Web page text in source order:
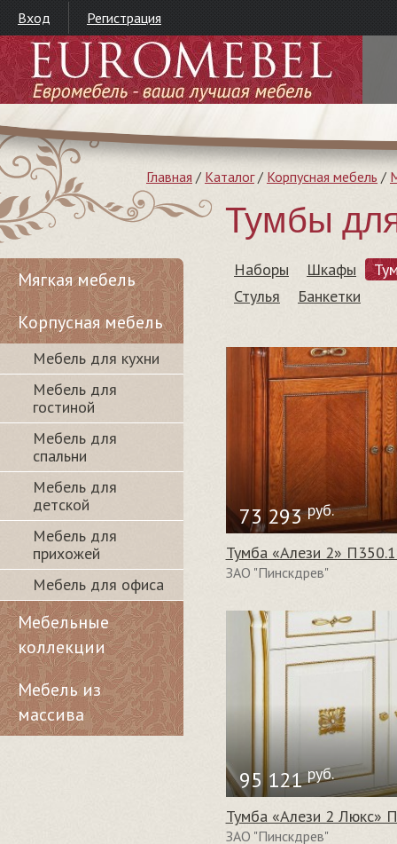
Вход Регистрация
Главная / Каталог/ Корпусная мебель /
Тумбы
Наборы Шкафы
Стулья
Банкетки
73 293 руб.
Тумба «Алези 2»
ЗАО "Пинскдрев"
95 121 руб.
Тумба «Алези 2 Люкс»
ЗАО "Пинскдрев"
Мягкая мебель
Корпусная мебель
Мебель для кухни
Мебель для
гостиной
Мебель для
спальни
Мебель для
детской
Мебель для
прихожей
Мебель для офиса
Мебельные
коллекции
Мебель из
массива